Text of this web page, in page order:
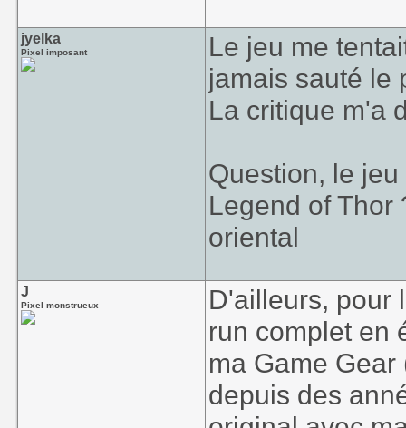
jyelka
Pixel imposant
Le jeu me
jamais sauté le
La critique m'a
Question, le
Legend of Thor
oriental
J
Pixel monstrueux
D'ailleurs, pour
run complet en
ma Game
depuis des